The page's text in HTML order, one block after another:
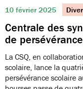
10 février 2025
Centrale des
de
La CSQ, en
scolaire, lance la
persévérance scolaire